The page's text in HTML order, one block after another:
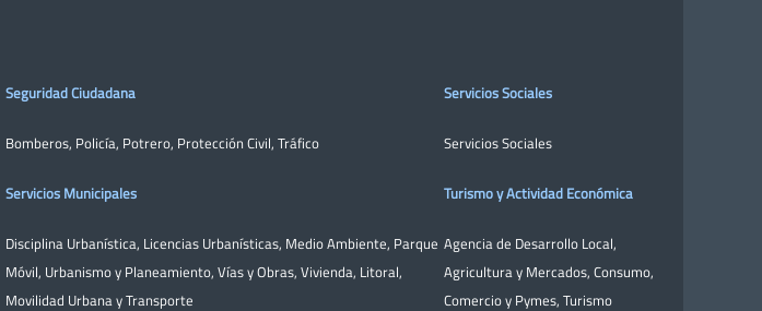
Seguridad Ciudadana
Bomberos, Policía, Potrero, Protección Civil, Tráfico
Servicios Municipales
Disciplina Urbanística, Licencias Urbanísticas, Medio Ambiente, Parque
Móvil, Urbanismo y Planeamiento, Vías y Obras, Vivienda, Litoral,
Movilidad Urbana y Transporte
Servicios Sociales
Servicios Sociales
Turismo y Actividad Económica
Agencia de Desarrollo Local,
Agricultura y Mercados, Consumo,
Comercio y Pymes, Turismo